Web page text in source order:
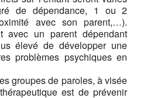
de dépendance, 1 ou 2
avec son parent,…).
avec un parent dépendant
élevé de développer une
problèmes psychiques en
groupes de paroles, à visée
est de prévenir